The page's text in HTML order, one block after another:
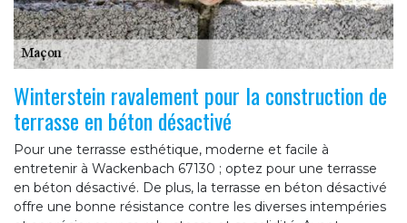
Winterstein ravalement pour la construction de
terrasse en béton désactivé
Pour une terrasse esthétique, moderne et facile à
entretenir à Wackenbach 67130 ; optez pour une terrasse
en béton désactivé. De plus, la terrasse en béton désactivé
offre une bonne résistance contre les diverses intempéries